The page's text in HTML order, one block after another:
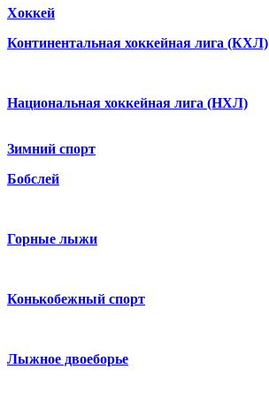
Хоккей
Континентальная хоккейная лига (КХЛ)
Национальная хоккейная лига (НХЛ)
Зимний спорт
Бобслей
Горные лыжи
Конькобежный спорт
Лыжное двоеборье